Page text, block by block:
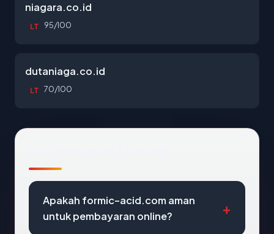
niagara.co.id
LT 95/100
dutaniaga.co.id
LT 70/100
Apakah formic-acid.com aman
untuk pembayaran online?